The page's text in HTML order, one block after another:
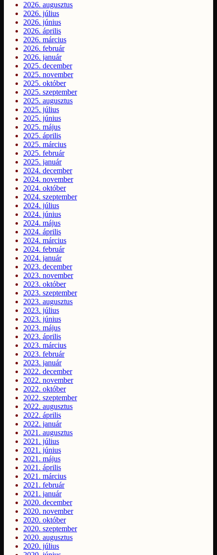
2026. augusztus
2026. július
2026. június
2026. április
2026. március
2026. február
2026. január
2025. december
2025. november
2025. október
2025. szeptember
2025. augusztus
2025. július
2025. június
2025. május
2025. április
2025. március
2025. február
2025. január
2024. december
2024. november
2024. október
2024. szeptember
2024. július
2024. június
2024. május
2024. április
2024. március
2024. február
2024. január
2023. december
2023. november
2023. október
2023. szeptember
2023. augusztus
2023. július
2023. június
2023. május
2023. április
2023. március
2023. február
2023. január
2022. december
2022. november
2022. október
2022. szeptember
2022. augusztus
2022. április
2022. január
2021. augusztus
2021. július
2021. június
2021. május
2021. április
2021. március
2021. február
2021. január
2020. december
2020. november
2020. október
2020. szeptember
2020. augusztus
2020. július